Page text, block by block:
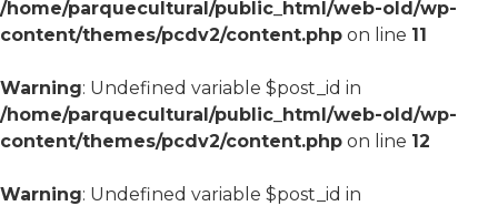
/home/parquecultural/public_html/web-old/wp-
content/themes/pcdv2/content.php on line 11
Warning: Undefined variable $post_id in
/home/parquecultural/public_html/web-old/wp-
content/themes/pcdv2/content.php on line 12
Warning: Undefined variable $post_id in